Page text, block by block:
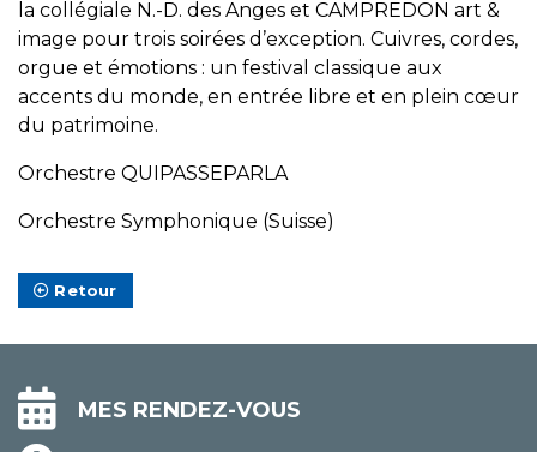
la collégiale N.-D. des Anges et CAMPREDON art &
image pour trois soirées d’exception. Cuivres, cordes,
orgue et émotions : un festival classique aux
accents du monde, en entrée libre et en plein cœur
du patrimoine.
Orchestre QUIPASSEPARLA
Orchestre Symphonique (Suisse)
Retour
MES RENDEZ-VOUS